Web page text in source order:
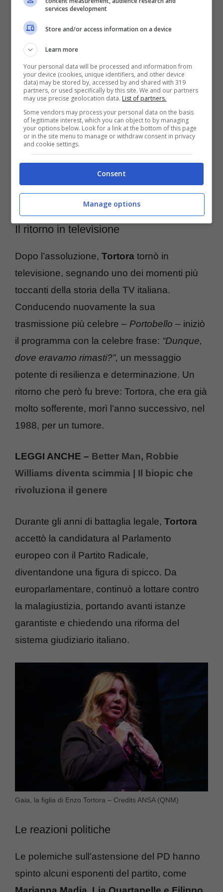
banco a Parigi
Le sue battaglie legali furono lunghe e
strazianti, ma Tortora non perse mai la
dignità, continuando a proclamare la propria
innocenza. Nel 1986, la Corte d’Appello di
Napoli lo assolse con formula piena,
sentenza confermata dalla Cassazione nel
1987. Il suo calvario giudiziario durò nel
complesso quasi cinque anni. Si scoprì poi
omonimia.
Il ritorno in televisione
Dopo l’assoluzione, Tortora tornò in
televisione, segnando uno dei momenti più
toccanti della storia della TV italiana.
Conducendo nuovamente la sua
trasmissione più celebre – Portobello – iniziò
il programma con la celebre frase: “Dunque,
dove eravamo rimasti?”, un messaggio
potente di resilienza e determinazione. Un
ritorno che però fu breve: Tortora, che era già
molto sofferente, morì l’anno successivo, nel
1988, per un tumore.
LEGGI ANCHE – Better Man, Robbie
Williams diventa scimmia | Il biopic che
rivoluziona il genere
Durante gli anni di battaglia legale, Tortora
accettò la candidatura al Parlamento
europeo con il Partito Radicale,
diventandone una figura di spicco. Da
europarlamentare, continuò a lottare contro
la malagiustizia, portando avanti istanze
garantiste e chiedendo una riforma del
sistema giudiziario italiano.
Gaia, la figlia di Enzo Tortora – Credits ANSA (QNM)
Le reazioni politiche
Le polemiche sull’astensione del PD hanno
spinto alcuni esponenti del partito, come
services development
Store and/or access information on a device
Learn more
Your personal data will be processed and information from
your device (cookies, unique identifiers, and other device
data) may be stored by, accessed by and shared with 319
partners, or used specifically by this site. We and our partners
may use precise geolocation data. List of partners.
Some vendors may process your personal data on the basis
of legitimate interest, which you can object to by managing
your options below. Look for a link at the bottom of this page
or in the site menu to manage or withdraw consent in privacy
and cookie settings.
Consent
Manage options